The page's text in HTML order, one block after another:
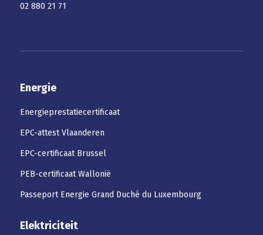
02 880 21 71
Energie
Energieprestatiecertificaat
EPC-attest Vlaanderen
EPC-certificaat Brussel
PEB-certificaat Wallonië
Passeport Energie Grand Duché du Luxembourg
Elektriciteit